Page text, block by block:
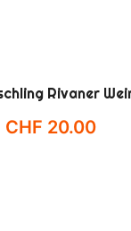
Rivaner
CHF 20.00